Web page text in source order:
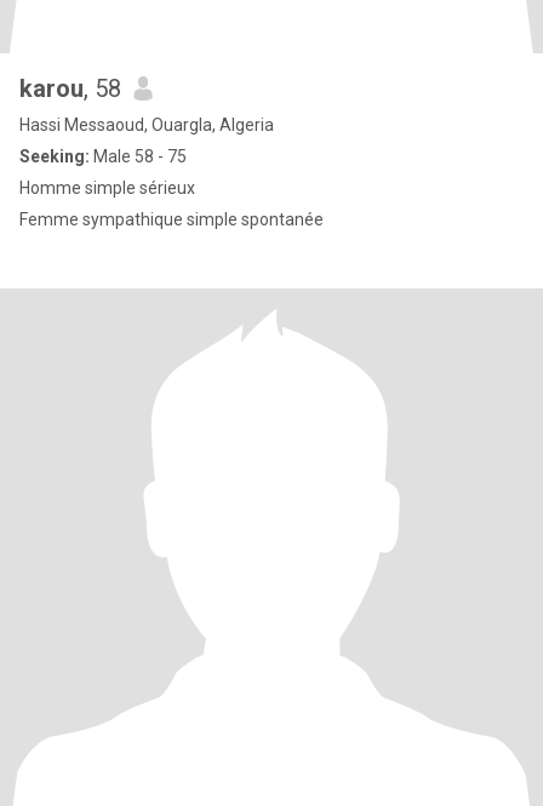
karou, 58
Hassi Messaoud, Ouargla, Algeria
Seeking: Male 58 - 75
Homme simple sérieux
Femme sympathique simple spontanée